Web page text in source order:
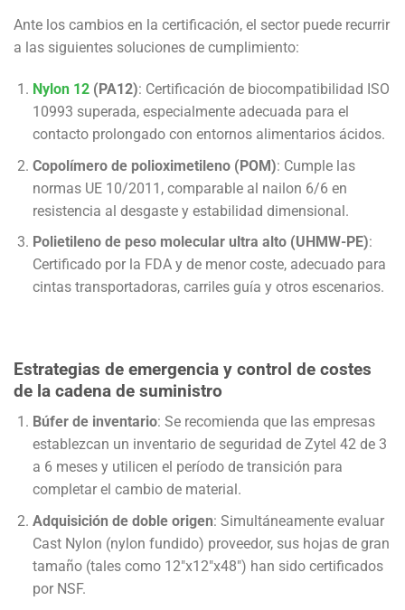
Ante los cambios en la certificación, el sector puede recurrir
a las siguientes soluciones de cumplimiento:
Nylon 12(PA12): Certificación de biocompatibilidad ISO
10993 superada, especialmente adecuada para el
contacto prolongado con entornos alimentarios ácidos.
Copolímero de polioximetileno (POM): Cumple las
normas UE 10/2011, comparable al nailon 6/6 en
resistencia al desgaste y estabilidad dimensional.
Polietileno de peso molecular ultra alto (UHMW-PE):
Certificado por la FDA y de menor coste, adecuado para
cintas transportadoras, carriles guía y otros escenarios.
Estrategias de emergencia y control de costes
de la cadena de suministro
Búfer de inventario: Se recomienda que las empresas
establezcan un inventario de seguridad de Zytel 42 de 3
a 6 meses y utilicen el período de transición para
completar el cambio de material.
Adquisición de doble origen: Simultáneamente evaluar
Cast Nylon (nylon fundido) proveedor, sus hojas de gran
tamaño (tales como 12″x12″x48″) han sido certificados
por NSF.